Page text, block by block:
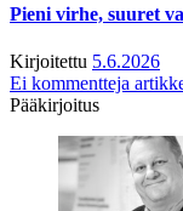
Pieni virhe, suuret
Kirjoitettu 5.6.2026
Ei kommentteja
Pääkirjoitus